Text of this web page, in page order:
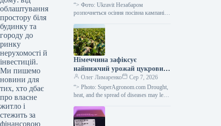
облаштування
простору біля
будинку та
городу до
ринку
нерухомості й
інвестицій.
Ми пишемо
новини для
тих, хто дбає
про власне
житло і
стежить за
фінансовою
озимої пшениці —
SuperAgronom.com
“> Фото: Ukravit Незабаром
розпочнеться осіння посівна кампанія
паралельно з традиційним
підживленням, фахівці компанії
Ukravit наголошують
Німеччина зафіксує
найнижчий урожай цукрових
буряків поточного року —
SuperAgronom.com
Олег Лимаренко
Сер 7, 2026
“> Photo: SuperAgronom.com Drought,
heat, and the spread of diseases may lead
Southern…